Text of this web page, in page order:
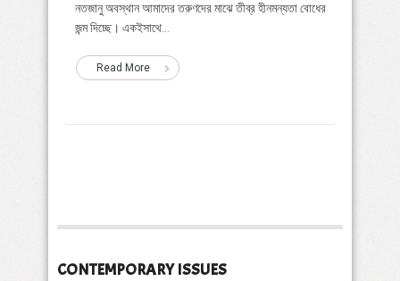
নতজানু অবস্থান আমাদের তরুণদের মাঝে তীব্র হীনমন্যতা বোধের
জন্ম দিচ্ছে। একইসাথে...
Read More
CONTEMPORARY ISSUES